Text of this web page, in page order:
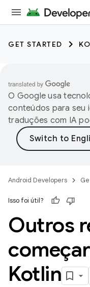
GET STARTED
O Google usa
conteúdos para seu
traduções com IA
Android Developers
Isso foi útil?
Outros
Kotlin